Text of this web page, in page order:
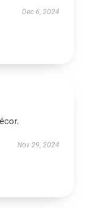
Dec 6, 2024
Nov 29, 2024